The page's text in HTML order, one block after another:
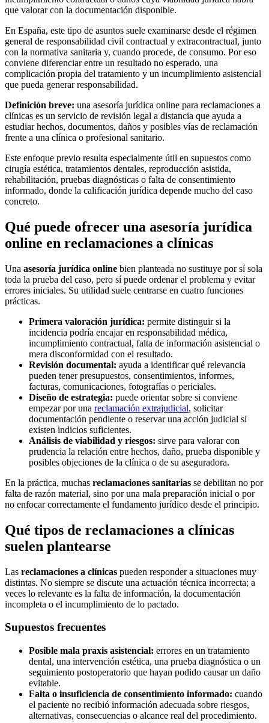
que valorar con la documentación disponible.
En España, este tipo de asuntos suele examinarse desde el régimen
general de responsabilidad civil contractual y extracontractual, junto
con la normativa sanitaria y, cuando procede, de consumo. Por eso
conviene diferenciar entre un resultado no esperado, una
complicación propia del tratamiento y un incumplimiento asistencial
que pueda generar responsabilidad.
Definición breve: una asesoría jurídica online para reclamaciones a
clínicas es un servicio de revisión legal a distancia que ayuda a
estudiar hechos, documentos, daños y posibles vías de reclamación
frente a una clínica o profesional sanitario.
Este enfoque previo resulta especialmente útil en supuestos como
cirugía estética, tratamientos dentales, reproducción asistida,
rehabilitación, pruebas diagnósticas o falta de consentimiento
informado, donde la calificación jurídica depende mucho del caso
concreto.
Qué puede ofrecer una asesoría jurídica
online en reclamaciones a clínicas
Una asesoría jurídica online bien planteada no sustituye por sí sola
toda la prueba del caso, pero sí puede ordenar el problema y evitar
errores iniciales. Su utilidad suele centrarse en cuatro funciones
prácticas.
Primera valoración jurídica: permite distinguir si la
incidencia podría encajar en responsabilidad médica,
incumplimiento contractual, falta de información asistencial o
mera disconformidad con el resultado.
Revisión documental: ayuda a identificar qué relevancia
pueden tener presupuestos, consentimientos, informes,
facturas, comunicaciones, fotografías o periciales.
Diseño de estrategia: puede orientar sobre si conviene
empezar por una reclamación extrajudicial, solicitar
documentación pendiente o reservar una acción judicial si
existen indicios suficientes.
Análisis de viabilidad y riesgos: sirve para valorar con
prudencia la relación entre hechos, daño, prueba disponible y
posibles objeciones de la clínica o de su aseguradora.
En la práctica, muchas reclamaciones sanitarias se debilitan no por
falta de razón material, sino por una mala preparación inicial o por
no enfocar correctamente el fundamento jurídico desde el principio.
Qué tipos de reclamaciones a clínicas
suelen plantearse
Las reclamaciones a clínicas pueden responder a situaciones muy
distintas. No siempre se discute una actuación técnica incorrecta; a
veces lo relevante es la falta de información, la documentación
incompleta o el incumplimiento de lo pactado.
Supuestos frecuentes
Posible mala praxis asistencial: errores en un tratamiento
dental, una intervención estética, una prueba diagnóstica o un
seguimiento postoperatorio que hayan podido causar un daño
evitable.
Falta o insuficiencia de consentimiento informado: cuando
el paciente no recibió información adecuada sobre riesgos,
alternativas, consecuencias o alcance real del procedimiento.